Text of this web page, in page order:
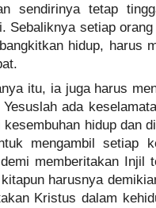
sendirinya tetap
Sebaliknya setiap
hidup, harus
itu, ia juga harus
ada
hidup dan
mengambil setiap
memberitakan Injil
harusnya
Kristus dalam